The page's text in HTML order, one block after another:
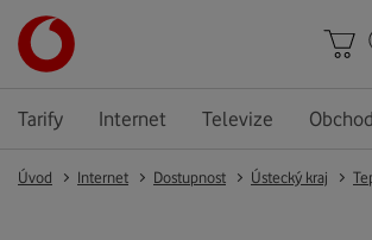
Tarify Internet Televize Obchod
Úvod Internet Dostupnost Ústecký kraj